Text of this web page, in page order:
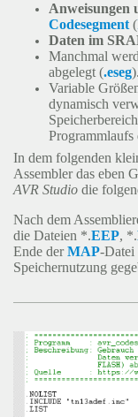
Anweisungen
Codesegment (
Daten im
Manchmal
abgelegt (.eseg).
Variable
dynamisch
Programmlaufs
In dem folgenden
Assembler das eben
AVR Studio die
Nach dem
die Dateien *.EEP, *.
Ende derMAP-Datei
Speichernutzung